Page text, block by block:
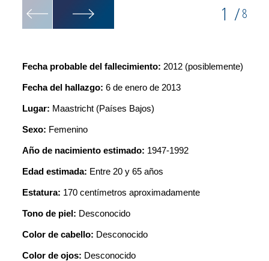
1 /8
Fecha probable del fallecimiento: 2012 (posiblemente)
Fecha del hallazgo: 6 de enero de 2013
Lugar: Maastricht (Países Bajos)
Sexo: Femenino
Año de nacimiento estimado: 1947-1992
Edad estimada: Entre 20 y 65 años
Estatura: 170 centímetros aproximadamente
Tono de piel: Desconocido
Color de cabello: Desconocido
Color de ojos: Desconocido